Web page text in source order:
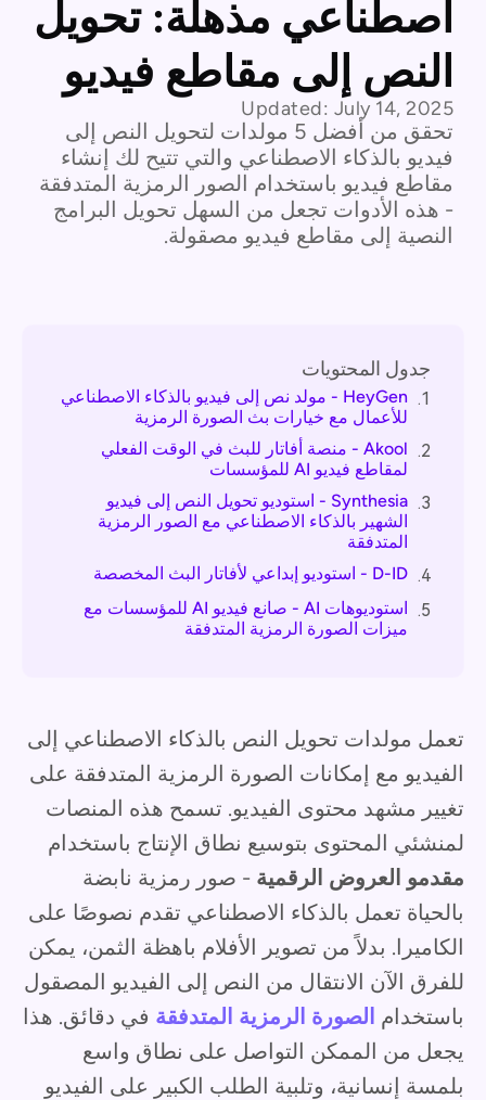
اصطناعي مذهلة: تحويل
النص إلى مقاطع فيديو
Updated: July 14, 2025
تحقق من أفضل 5 مولدات لتحويل النص إلى
فيديو بالذكاء الاصطناعي والتي تتيح لك إنشاء
مقاطع فيديو باستخدام الصور الرمزية المتدفقة
- هذه الأدوات تجعل من السهل تحويل البرامج
النصية إلى مقاطع فيديو مصقولة.
جدول المحتويات
1.
HeyGen - مولد نص إلى فيديو بالذكاء الاصطناعي
للأعمال مع خيارات بث الصورة الرمزية
2.
Akool - منصة أفاتار للبث في الوقت الفعلي
لمقاطع فيديو AI للمؤسسات
3.
Synthesia - استوديو تحويل النص إلى فيديو
الشهير بالذكاء الاصطناعي مع الصور الرمزية
المتدفقة
4.
D-ID - استوديو إبداعي لأفاتار البث المخصصة
5.
استوديوهات AI - صانع فيديو AI للمؤسسات مع
ميزات الصورة الرمزية المتدفقة
تعمل مولدات تحويل النص بالذكاء الاصطناعي إلى
الفيديو مع إمكانات الصورة الرمزية المتدفقة على
تغيير مشهد محتوى الفيديو. تسمح هذه المنصات
لمنشئي المحتوى بتوسيع نطاق الإنتاج باستخدام
مقدمو العروض الرقمية - صور رمزية نابضة
بالحياة تعمل بالذكاء الاصطناعي تقدم نصوصًا على
الكاميرا. بدلاً من تصوير الأفلام باهظة الثمن، يمكن
للفرق الآن الانتقال من النص إلى الفيديو المصقول
باستخدام الصورة الرمزية المتدفقة في دقائق. هذا
يجعل من الممكن التواصل على نطاق واسع
بلمسة إنسانية، وتلبية الطلب الكبير على الفيديو